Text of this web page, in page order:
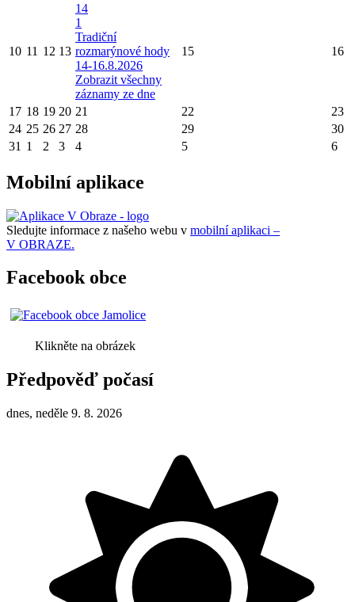
10 11 12 13
14
1
Tradiční
rozmarýnové hody
14-16.8.2026
Zobrazit všechny
záznamy ze dne
15 16
17 18 19 20 21 22
23
24 25 26 27 28 29
30
31 1 2 3 4 5 6
Mobilní aplikace
Sledujte informace z našeho webu v mobilní aplikaci –
V OBRAZE.
Facebook obce
Klikněte na obrázek
Předpověď počasí
dnes, neděle 9. 8. 2026